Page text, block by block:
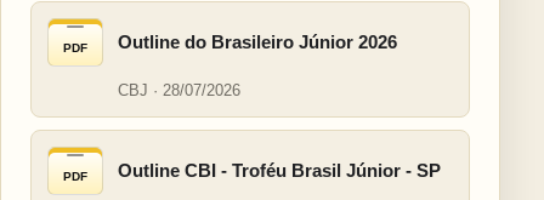
PDF Outline do Brasileiro Júnior 2026
CBJ · 28/07/2026
PDF Outline CBI - Troféu Brasil Júnior - SP